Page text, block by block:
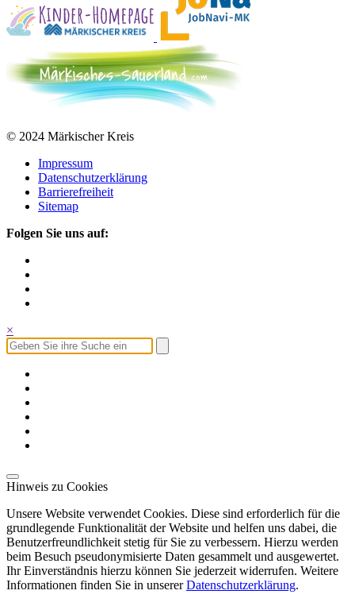
© 2024 Märkischer Kreis
Impressum
Datenschutzerklärung
Barrierefreiheit
Sitemap
Folgen Sie uns auf:
×
Hinweis zu Cookies
Unsere Website verwendet Cookies. Diese sind erforderlich für die
grundlegende Funktionalität der Website und helfen uns dabei, die
Benutzerfreundlichkeit stetig für Sie zu verbessern. Hierzu werden
beim Besuch pseudonymisierte Daten gesammelt und ausgewertet.
Ihr Einverständnis hierzu können Sie jederzeit widerrufen. Weitere
Informationen finden Sie in unsererDatenschutzerklärung.